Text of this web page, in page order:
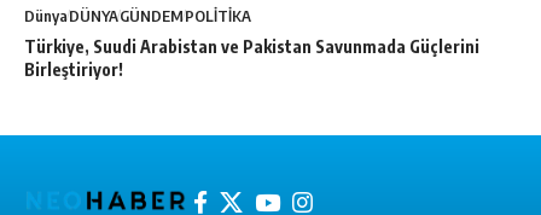
DünyaDÜNYAGÜNDEMPOLİTİKA
Türkiye, Suudi Arabistan ve Pakistan Savunmada Güçlerini
Birleştiriyor!